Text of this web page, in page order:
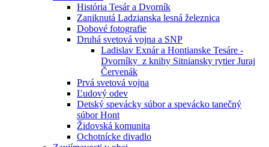
História Tesár a Dvorník
Zaniknutá Ladzianska lesná železnica
Dobové fotografie
Druhá svetová vojna a SNP
Ladislav Exnár a Hontianske Tesáre -
Dvorníky z knihy Sitniansky rytier Juraj
Červenák
Prvá svetová vojna
Ľudový odev
Detský spevácky súbor a spevácko tanečný
súbor Hont
Židovská komunita
Ochotnícke divadlo